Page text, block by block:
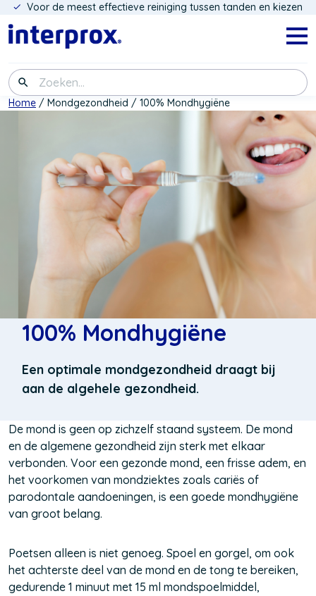
Overslaan
en
naar
inhoud
gaan
Zoeken
Voor de meest effectieve reiniging tussen tanden en kiezen
Kruimelpad
Home Mondgezondheid 100% Mondhygiëne
100% Mondhygiëne
Een optimale mondgezondheid draagt bij
aan de algehele gezondheid.
De mond is geen op zichzelf staand systeem. De mond
en de algemene gezondheid zijn sterk met elkaar
verbonden. Voor een gezonde mond, een frisse adem, en
het voorkomen van mondziektes zoals cariës of
parodontale aandoeningen, is een goede mondhygiëne
van groot belang.
Poetsen alleen is niet genoeg. Spoel en gorgel, om ook
het achterste deel van de mond en de tong te bereiken,
gedurende 1 minuut met 15 ml mondspoelmiddel,